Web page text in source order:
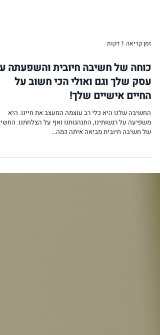
זמן קריאה 1 דקות
כוחה של חשיבה חיובית והשפעתה
עסק שלך וגם ואולי הכי חשוב על
החשיבה שלנו היא כלי רב עוצמה המעצב את חיינו. היא
של חשיבה חיובית מביאה איתה כמה...